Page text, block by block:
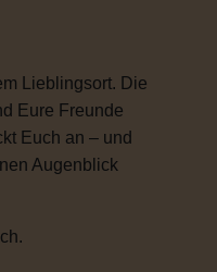
Lieblingsort. Die
Eure Freunde
Euch an – und
Augenblick